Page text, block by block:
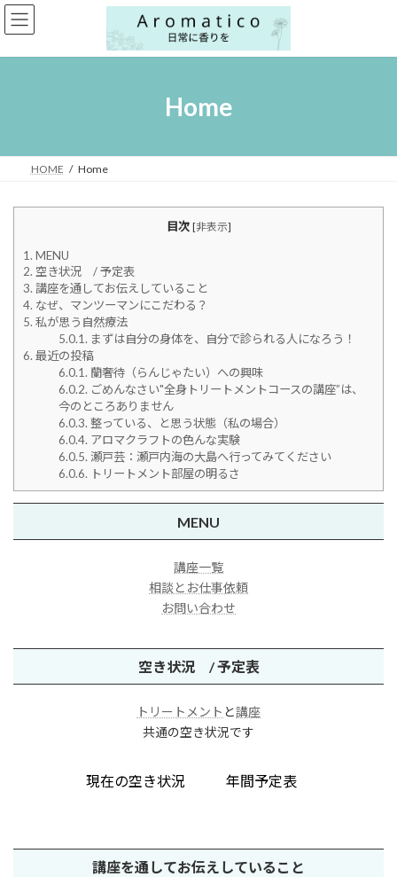
コ
ン
ン
ナ
ビ
ー
Home
HOME Home
目次 [非表示]
1. MENU
2. 空き状況 / 予定表
3. 講座を通してお伝えしていること
4. なぜ、マンツーマンにこだわる？
5. 私が思う自然療法
5.0.1. まずは自分の身体を、自分で診られる人になろう！
6. 最近の投稿
6.0.1. 蘭奢待（らんじゃたい）への興味
6.0.2. ごめんなさい"全身トリートメントコースの講座”は、
今のところありません
6.0.3. 整っている、と思う状態（私の場合）
6.0.4. アロマクラフトの色んな実験
6.0.5. 瀬戸芸：瀬戸内海の大島へ行ってみてください
6.0.6. トリートメント部屋の明るさ
MENU
講座一覧
相談とお仕事依頼
お問い合わせ
空き状況 / 予定表
トリートメント と講座
共通の空き状況です
現在の空き状況 年間予定表
講座を通してお伝えしていること